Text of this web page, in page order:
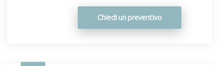
Chiedi un preventivo